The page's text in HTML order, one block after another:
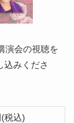
演会の視聴を
込みくださ
(税込)